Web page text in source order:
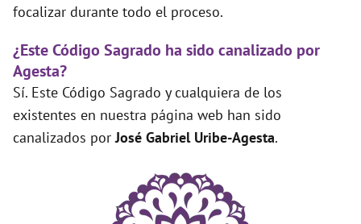
focalizar durante todo el proceso.
¿Este Código Sagrado ha sido canalizado por
Agesta?
Sí. Este Código Sagrado y cualquiera de los
existentes en nuestra página web han sido
canalizados porJosé Gabriel Uribe-Agesta.